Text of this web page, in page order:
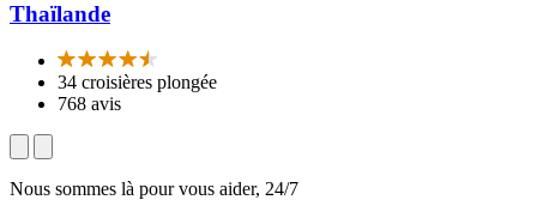
Thaïlande
34 croisières plongée
768 avis
Nous sommes là pour vous aider, 24/7